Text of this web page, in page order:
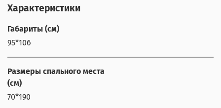
Характеристики
Габариты (см)
95*106
Размеры спального места
(см)
70*190